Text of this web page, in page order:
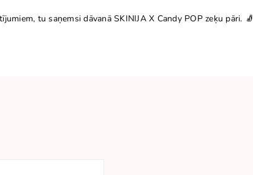
tu saņemsi dāvanā SKINIJA X Candy POP zeķu pāri.